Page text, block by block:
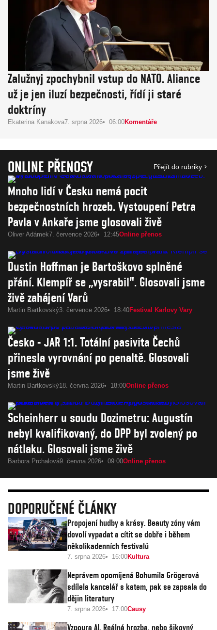
Zalužnyj zpochybnil vstup do NATO. Aliance
už je jen iluzí bezpečnosti, řídí ji staré
doktríny
Ekaterina Kanakova7. srpna 2026 06:00Komentáře
ONLINE PŘENOSY Přejít do rubriky
Mnoho lidí v Česku nemá pocit
bezpečnostních hrozeb. Vystoupení Petra
Pavla v Ankaře jsme glosovali živě
Oliver Adámek7. července 2026 12:45Online přenos
Dustin Hoffman je Bartoškovo splněné
přání. Klempíř se „vysrabil". Glosovali jsme
živě zahájení Varů
Martin Bartkovský3. července 2026 18:40Festival Karlovy Vary
Česko - JAR 1:1. Totální pasivita Čechů
přinesla vyrovnání po penaltě. Glosovali
jsme živě
Martin Bartkovský18. června 2026 18:00Online přenos
Scheinherr u soudu Dozimetru: Augustín
nebyl kvalifikovaný, do DPP byl zvolený po
nátlaku. Glosovali jsme živě
Barbora Prchalová9. června 2026 09:00Online přenos
DOPORUČENÉ ČLÁNKY
Propojení hudby a krásy. Beauty zóny vám
dovolí vypadat a cítit se dobře i během
několikadenních festivalů
7. srpna 2026 16:00Kultura
Neprávem opomíjená Bohumila Grögerová
sdílela kancelář s katem, pak se zapsala do
dějin literatury
7. srpna 2026 17:00Causy
Vzpoura AI. Reálná hrozba, nebo šikovný